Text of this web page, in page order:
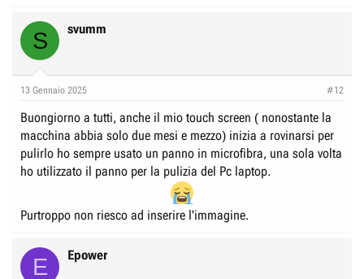
S svumm
13 Gennaio 2025 #12
Buongiorno a tutti, anche il mio touch screen ( nonostante la
macchina abbia solo due mesi e mezzo) inizia a rovinarsi per
pulirlo ho sempre usato un panno in microfibra, una sola volta
ho utilizzato il panno per la pulizia del Pc laptop.
Purtroppo non riesco ad inserire l'immagine.
E Epower